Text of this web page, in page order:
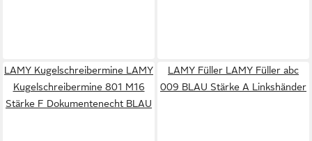
LAMY Kugelschreibermine LAMY
Kugelschreibermine 801 M16
Stärke F Dokumentenecht BLAU
LAMY Füller LAMY Füller abc
009 BLAU Stärke A Linkshänder